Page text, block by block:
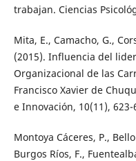
trabajan. Ciencias
Mita, E., Camacho, G.,
(2015). Influencia del
Organizacional de las
Francisco Xavier de
e Innovación, 10(11), 623-
Montoya Cáceres, P.,
Burgos Ríos, F.,